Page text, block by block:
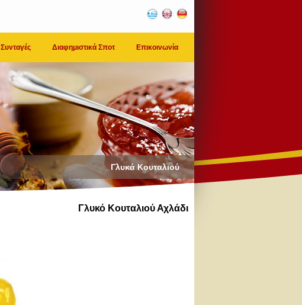
Συνταγές Διαφημιστικά Σποτ Επικοινωνία
Γλυκά Κουταλιού
Γλυκό Κουταλιού Αχλάδι